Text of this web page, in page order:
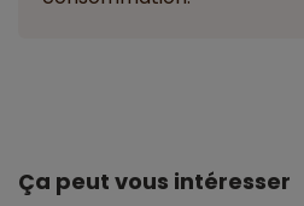
Ça peut vous intéresser